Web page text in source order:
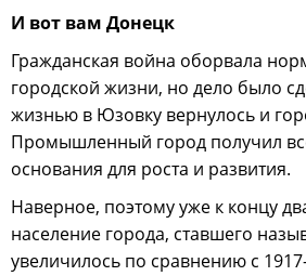
И вот вам Донецк
Гражданская война оборвала
городской жизни, но дело было
жизнью в Юзовку вернулось и
Промышленный город получил
основания для роста и развития.
Наверное, поэтому уже к концу
население города, ставшего
увеличилось по сравнению с